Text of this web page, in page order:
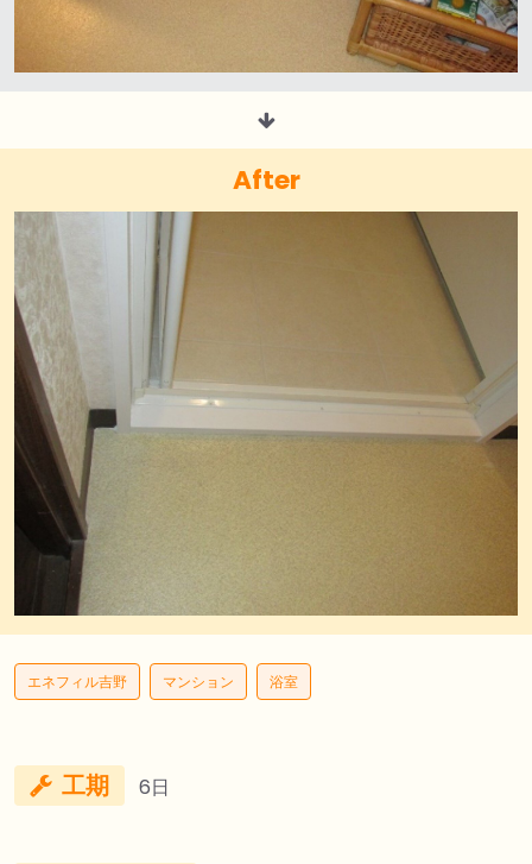
After
エネフィル吉野 マンション 浴室
工期 6日